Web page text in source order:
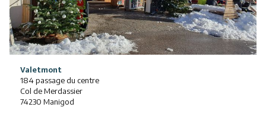
Valetmont
184 passage du centre
Col de Merdassier
74230 Manigod